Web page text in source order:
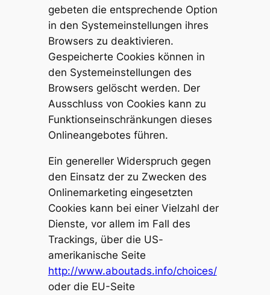
gebeten die entsprechende Option
in den Systemeinstellungen ihres
Browsers zu deaktivieren.
Gespeicherte Cookies können in
den Systemeinstellungen des
Browsers gelöscht werden. Der
Ausschluss von Cookies kann zu
Funktionseinschränkungen dieses
Onlineangebotes führen.
Ein genereller Widerspruch gegen
den Einsatz der zu Zwecken des
Onlinemarketing eingesetzten
Cookies kann bei einer Vielzahl der
Dienste, vor allem im Fall des
Trackings, über die US-
amerikanische Seite
http://www.aboutads.info/choices/
oder die EU-Seite